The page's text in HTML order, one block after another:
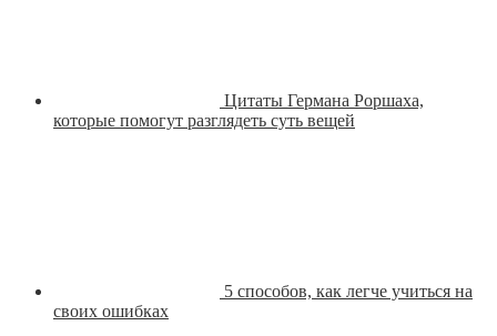
Цитаты Германа Роршаха,
которые помогут разглядеть суть вещей
5 способов, как легче учиться на
своих ошибках